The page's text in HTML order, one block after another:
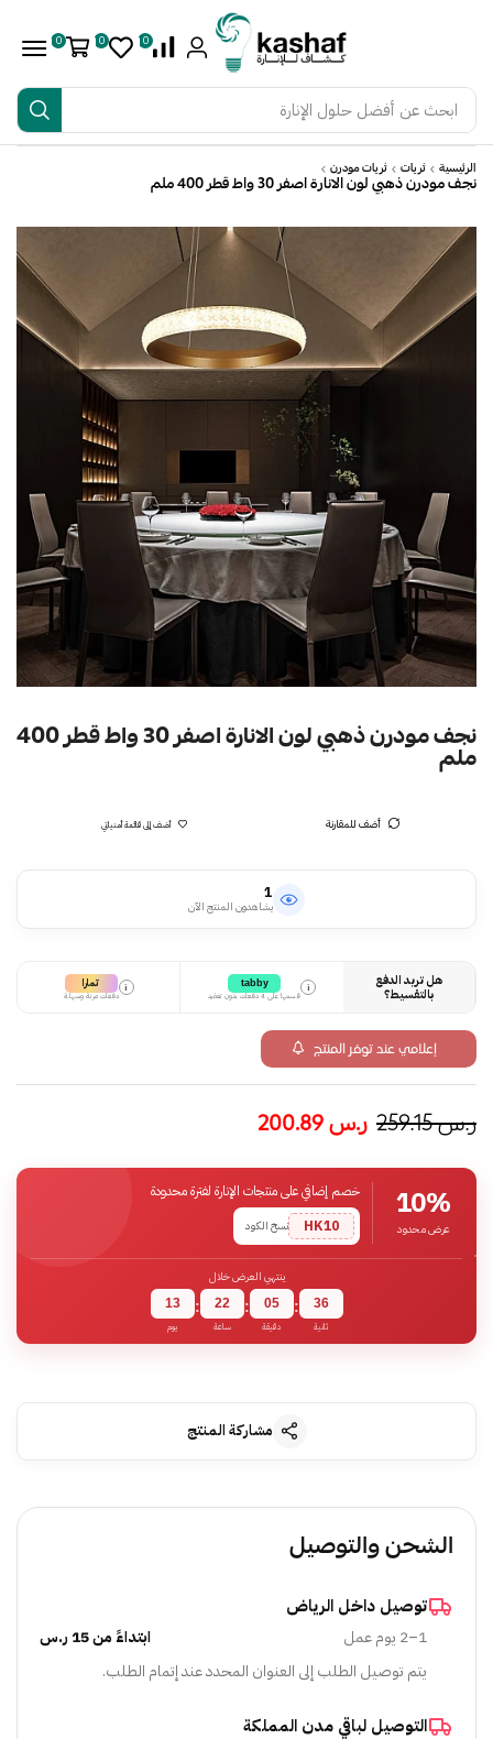
ابحث عن أفضل حلول الإنارة
0
0
0
الرئيسية ثريات ثريات مودرن
نجف مودرن ذهبي لون الانارة اصفر 30 واط قطر 400 ملم
نجف مودرن ذهبي لون الانارة اصفر 30 واط قطر 400
ملم
أضف للمقارنة أضف إلى قائمة أمنياتي
1
يشاهدون المنتج الآن
هل تريد الدفع
بالتقسيط؟
i
tabby
قسمها على 4 دفعات بدون تعقيد
i تمارا
دفعات مرنة وسهلة
إعلامي عند توفر المنتج
ر.س259.15 ر.س
10%
عرض محدود
خصم إضافي على منتجات الإنارة لفترة محدودة
HK10
نسخ الكود
ينتهي العرض خلال
13
يوم
: 22
ساعة
: 05
دقيقة
: 35
ثانية
مشاركة المنتج
الشحن والتوصيل
توصيل داخل الرياض
1–2 يوم عمل
ابتداءً من 15 ر.س
يتم توصيل الطلب إلى العنوان المحدد عند إتمام الطلب.
التوصيل لباقي مدن المملكة